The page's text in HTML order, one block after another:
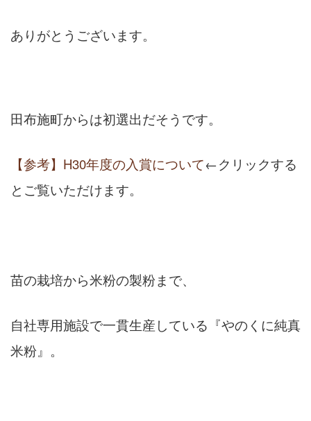
ありがとうございます。
田布施町からは初選出だそうです。
【参考】H30年度の入賞について←クリックする
とご覧いただけます。
苗の栽培から米粉の製粉まで、
自社専用施設で一貫生産している『やのくに純真
米粉』。